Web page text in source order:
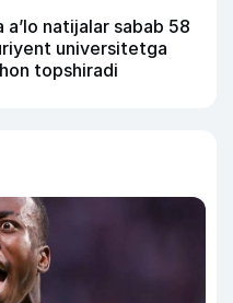
a’lo natijalar sabab 58
universitetga
topshiradi